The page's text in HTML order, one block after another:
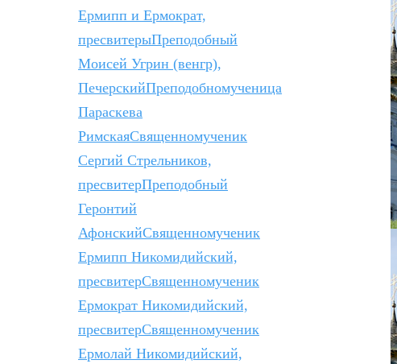
Ермипп и Ермократ,
пресвитерыПреподобный
Моисей Угрин (венгр),
ПечерскийПреподобномученица
Параскева
РимскаяСвященномученик
Сергий Стрельников,
пресвитерПреподобный
Геронтий
АфонскийСвященномученик
Ермипп Никомидийский,
пресвитерСвященномученик
Ермократ Никомидийский,
пресвитерСвященномученик
Ермолай Никомидийский,